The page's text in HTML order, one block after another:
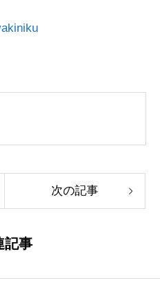
次の記事
記事